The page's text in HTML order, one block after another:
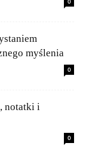
myślenia
0
notatki i
0